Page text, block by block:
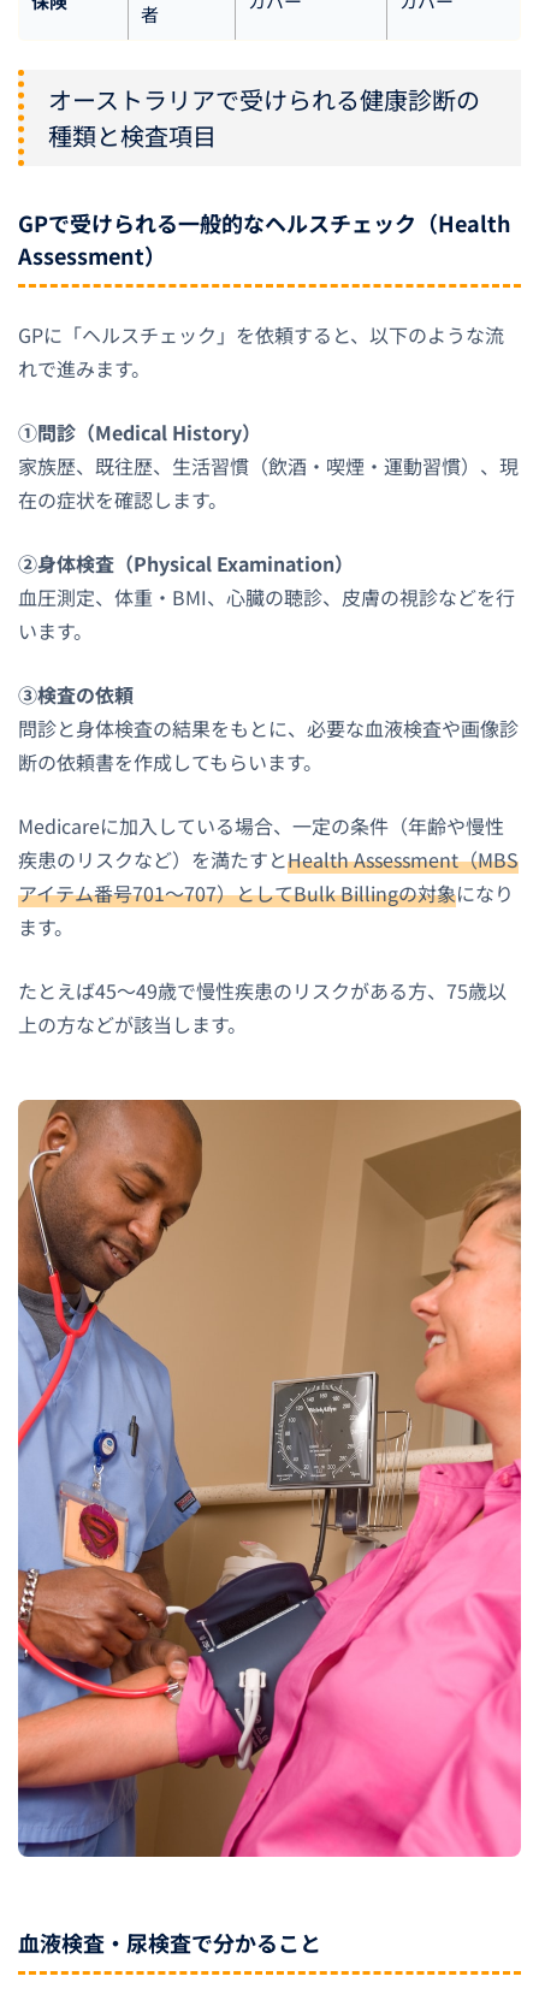
者
オーストラリアで受けられる健康診断の
種類と検査項目
GPで受けられる一般的なヘルスチェック（Health
Assessment）
GPに「ヘルスチェック」を依頼すると、以下のような流
れで進みます。
①問診（Medical History）
家族歴、既往歴、生活習慣（飲酒・喫煙・運動習慣）、現
在の症状を確認します。
②身体検査（Physical Examination）
血圧測定、体重・BMI、心臓の聴診、皮膚の視診などを行
います。
③検査の依頼
問診と身体検査の結果をもとに、必要な血液検査や画像診
断の依頼書を作成してもらいます。
Medicareに加入している場合、一定の条件（年齢や慢性
疾患のリスクなど）を満たすとHealth Assessment（MBS
アイテム番号701〜707）としてBulk Billingの対象になり
ます。
たとえば45〜49歳で慢性疾患のリスクがある方、75歳以
上の方などが該当します。
血液検査・尿検査で分かること